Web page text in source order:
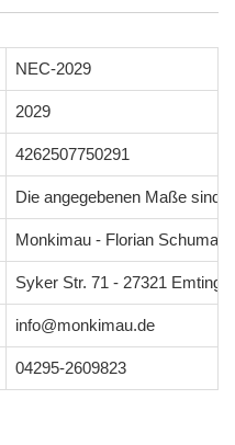
NEC-2029
2029
4262507750291
Die angegebenen Maße sind
Monkimau - Florian
Syker Str. 71 - 27321
info@monkimau.de
04295-2609823